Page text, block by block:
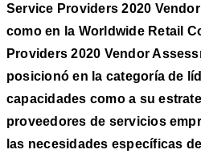
Service Providers 2020
como en la Worldwide Retail
Providers 2020 Vendor
posicionó en la categoría de
capacidades como a su
proveedores de servicios
las necesidades específicas